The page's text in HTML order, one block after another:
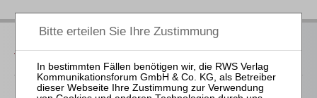
Das bieten Ihnen unsere
Veranstaltungen
Für alle Endgeräte kompatible und browserbasierte